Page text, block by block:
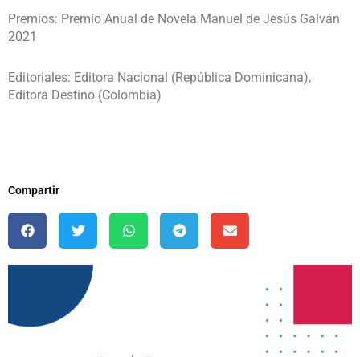
Premios: Premio Anual de Novela Manuel de Jesús Galván
2021
Editoriales: Editora Nacional (República Dominicana),
Editora Destino (Colombia)
Compartir